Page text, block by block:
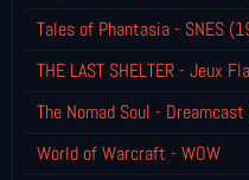
Tales of Phantasia - SNES
THE LAST SHELTER - Jeux
The Nomad Soul -
World of Warcraft - WOW